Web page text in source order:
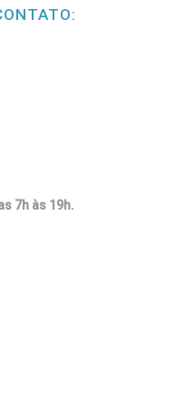
7h às 19h.